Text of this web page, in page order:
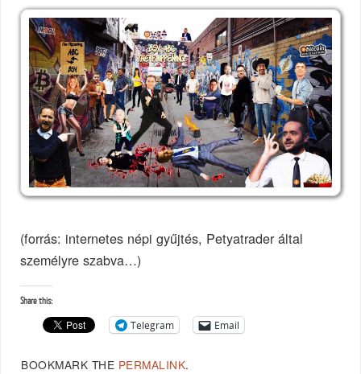
(forrás: internetes népi gyűjtés, Petyatrader által
személyre szabva…)
Share this:
Telegram Email
BOOKMARK THE PERMALINK.